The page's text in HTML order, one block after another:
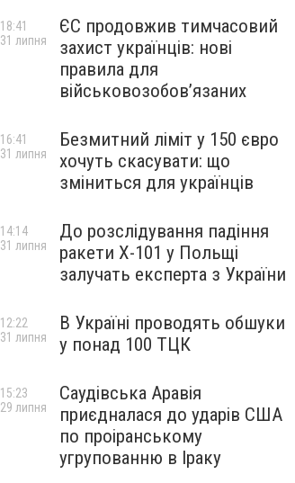
ЄС продовжив тимчасовий
захист українців: нові
правила для
військовозобов’язаних
18:41
31 липня
Безмитний ліміт у 150 євро
хочуть скасувати: що
зміниться для українців
16:41
31 липня
До розслідування падіння
ракети Х-101 у Польщі
залучать експерта з України
14:14
31 липня
В Україні проводять обшуки
у понад 100 ТЦК
12:22
31 липня
Саудівська Аравія
приєдналася до ударів США
по проіранському
угрупованню в Іраку
15:23
29 липня